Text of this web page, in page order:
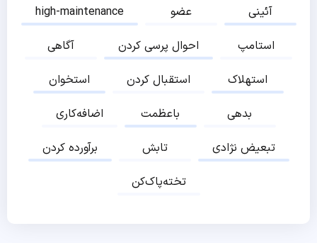
high-maintenance
عضو
آئینی
آگاهی
احوال پرسی کردن
استامپ
استخوان
استقبال کردن
استهلاک
اضافه‌کاری
باعظمت
بدهی
برآورده کردن
تابش
تبعیض نژادی
تخته‌پاک‌کن